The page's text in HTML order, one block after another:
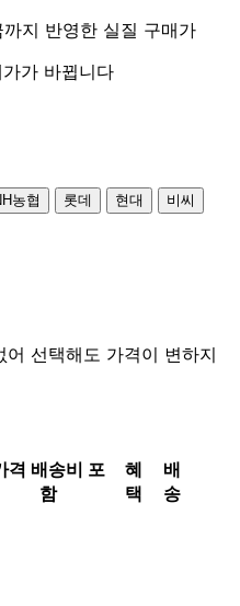
까지 반영한 실질 구매가
가 바뀝니다
농협 롯데 현대
비씨
선택해도 가격이 변하지
격 배송비 포
함
혜
택
배
송